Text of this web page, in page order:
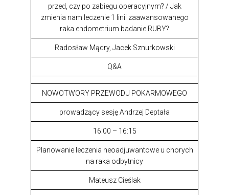
przed, czy po zabiegu operacyjnym? / Jak
zmienia nam leczenie 1 linii zaawansowanego
raka endometrium badanie RUBY?
Radosław Mądry, Jacek Sznurkowski
Q&A
NOWOTWORY PRZEWODU POKARMOWEGO
prowadzący sesję Andrzej Deptała
16:00 – 16:15
Planowanie leczenia neoadjuwantowe u chorych
na raka odbytnicy
Mateusz Cieślak